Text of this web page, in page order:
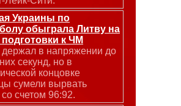
Украины по
обыграла Литву на
подготовки к ЧМ
держал в напряжении до
секунд, но в
концовке
сумели вырвать
счетом 96:92.